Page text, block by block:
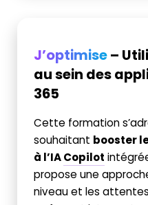
J’optimise –
au sein des
365
Cette formation
souhaitant booster
à l’IA Copilot
propose une
niveau et les